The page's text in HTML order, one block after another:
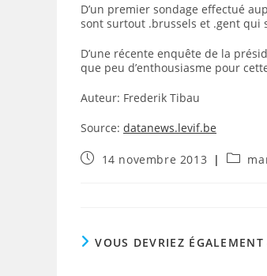
D’un premier sondage effectué
sont surtout .brussels et .gent qui
D’une récente enquête de la
que peu d’enthousiasme pour
Auteur: Frederik Tibau
Source: datanews.levif.be
Publication
14 novembre 2013
Post
VOUS DEVRIEZ